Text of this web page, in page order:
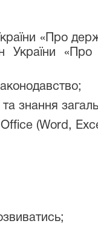
«Про
України
знання
(Word,